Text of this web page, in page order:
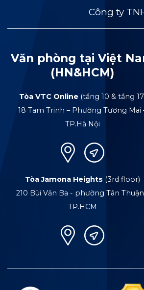
Công ty
Văn phòng tại Việt
(HN&HCM)
Tòa VTC Online(tầng 10 & tầng
18 Tam Trinh – Phường Tương Mai
TP.Hà Nội
Tòa Jamona Heights (3rd floor)
210 Bùi Văn Ba - phường Tân
TP.HCM